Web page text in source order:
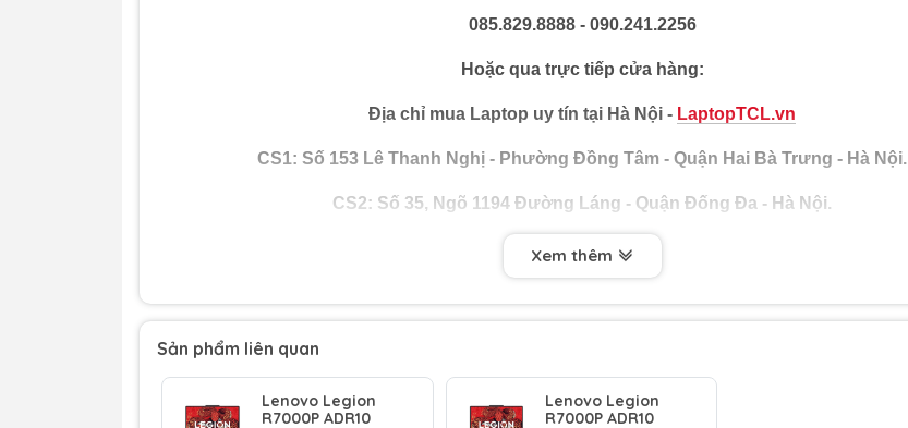
085.829.8888 - 090.241.2256
Hoặc qua trực tiếp cửa hàng:
Địa chỉ mua Laptop uy tín tại Hà Nội - LaptopTCL.vn
CS1: Số 153 Lê Thanh Nghị - Phường Đồng Tâm - Quận Hai Bà Trưng - Hà Nội.
CS2: Số 35, Ngõ 1194 Đường Láng - Quận Đống Đa - Hà Nội.
Xem thêm
Sản phẩm liên quan
Lenovo Legion
R7000P ADR10
Lenovo Legion
R7000P ADR10